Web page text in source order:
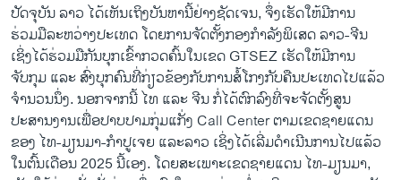
ປັດຈຸບັນ ລາວ ໄດ້ເຫັນເຖິງບັນຫານີ້ຢ່າງຊັດເຈນ, ຈຶ່ງເຮັດໃຫ້ມີການ
ຮ່ວມມືລະຫວ່າງປະເທດ ໂດຍການຈັດຕັ້ງກອງກຳລັງພິເສດ ລາວ-ຈີນ
ເຊິ່ງໄດ້ຮ່ວມມືກັນບຸກເຂົ້າກວດຄົ້ນໃນເຂດ GTSEZ ເຮັດໃຫ້ມີການ
ຈັບກຸມ ແລະ ສົ່ງບຸກຄົນທີ່ກ່ຽວຂ້ອງກັບການສໍ້ໂກງກັບຄືນປະເທດໄປແລ້ວ
ຈຳນວນນຶ່ງ. ນອກຈາກນີ້ ໄທ ແລະ ຈີນ ກໍ່ໄດ້ຕົກລົງທີ່ຈະຈັດຕັ້ງສູນ
ປະສານງານເພື່ອປາບປາມກຸ່ມແກັ່ງ Call Center ຕາມເຂດຊາຍແດນ
ຂອງ ໄທ-ມຽນມາ-ກຳປູເຈຍ ແລະລາວ ເຊິ່ງໄດ້ເລີ່ມດຳເນີນການໄປແລ້ວ
ໃນຕົ້ນເດືອນ 2025 ນີ້ເອງ. ໂດຍສະເພາະເຂດຊາຍແດນ ໄທ-ມຽນມາ,